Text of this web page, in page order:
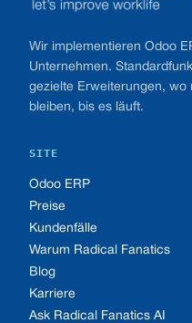
Wir implementieren Odoo
Unternehmen.
gezielte Erweiterungen, wo
bleiben, bis es läuft.
SITE
Odoo ERP
Preise
Kundenfälle
Warum Radical Fanatics
Blog
Karriere
Ask Radical Fanatics AI